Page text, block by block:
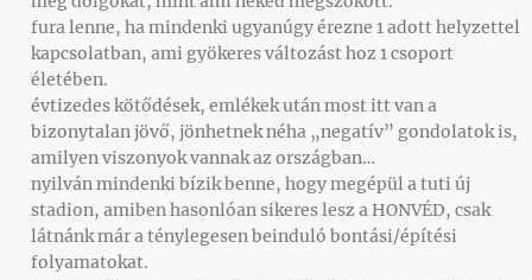
fura lenne, ha mindenki ugyanúgy érezne 1 adott helyzettel
kapcsolatban, ami gyökeres változást hoz 1 csoport
életében.
évtizedes kötődések, emlékek után most itt van a
bizonytalan jövő, jönhetnek néha „negatív” gondolatok is,
amilyen viszonyok vannak az országban…
nyilván mindenki bízik benne, hogy megépül a tuti új
stadion, amiben hasonlóan sikeres lesz a HONVÉD, csak
látnánk már a ténylegesen beinduló bontási/építési
folyamatokat.